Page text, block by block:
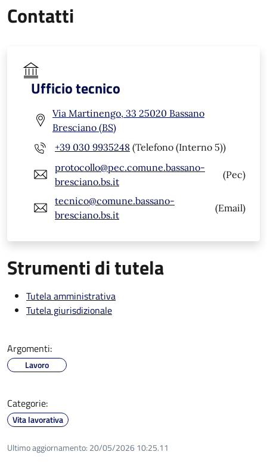
Contatti
Ufficio tecnico
Via Martinengo, 33 25020 Bassano
Bresciano (BS)
+39 030 9935248 (Telefono (Interno 5))
protocollo@pec.comune.bassano-
bresciano.bs.it
(Pec)
tecnico@comune.bassano-
bresciano.bs.it
(Email)
Strumenti di tutela
Tutela amministrativa
Tutela giurisdizionale
Argomenti:
Lavoro
Categorie:
Vita lavorativa
Ultimo aggiornamento: 20/05/2026 10:25.11